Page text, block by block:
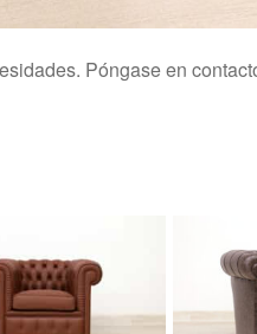
Póngase en